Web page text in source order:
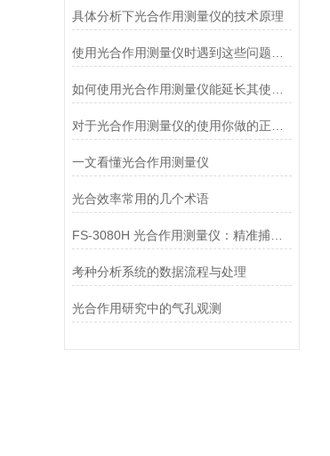
具体分析下光合作用测量仪的技术原理
一文看懂光合作用测量仪
光合效率常用的几个术语
FS-3080H 光合作用测量仪：精准捕捉植物稳态光合作用的核心利器
考种分析系统的数据流程与处理
光合作用研究中的气孔观测